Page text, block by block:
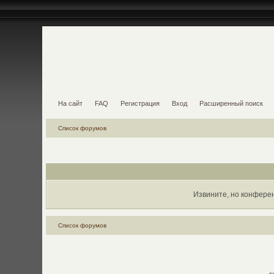
На сайт FAQ Регистрация Вход Расширенный поиск
Список форумов
Извините, но
Список форумов